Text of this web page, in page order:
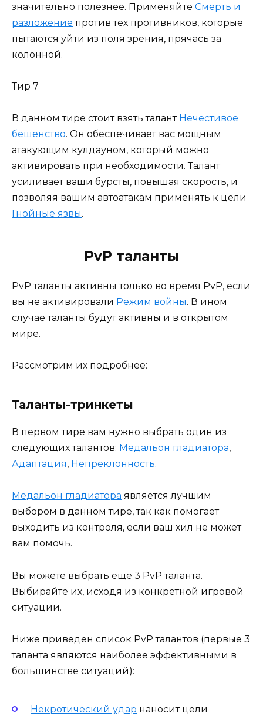
значительно полезнее. Применяйте Смерть и
разложение против тех противников, которые
пытаются уйти из поля зрения, прячась за
колонной.
Тир 7
В данном тире стоит взять талант Нечестивое
бешенство. Он обеспечивает вас мощным
атакующим кулдауном, который можно
активировать при необходимости. Талант
усиливает ваши бурсты, повышая скорость, и
позволяя вашим автоатакам применять к цели
Гнойные язвы.
PvP таланты
PvP таланты активны только во время PvP, если
вы не активировали Режим войны. В ином
случае таланты будут активны и в открытом
мире.
Рассмотрим их подробнее:
Таланты-тринкеты
В первом тире вам нужно выбрать один из
следующих талантов: Медальон гладиатора,
Адаптация, Непреклонность.
Медальон гладиатора является лучшим
выбором в данном тире, так как помогает
выходить из контроля, если ваш хил не может
вам помочь.
Вы можете выбрать еще 3 PvP таланта.
Выбирайте их, исходя из конкретной игровой
ситуации.
Ниже приведен список PvP талантов (первые 3
таланта являются наиболее эффективными в
большинстве ситуаций):
Некротический удар наносит цели